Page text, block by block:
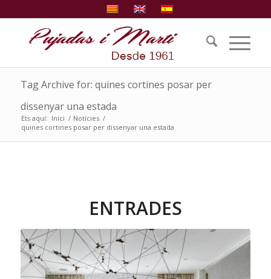
Tag Archive for: quines cortines posar per
dissenyar una estada
Ets aquí: Inici / Notícies /
quines cortines posar per dissenyar una estada
ENTRADES